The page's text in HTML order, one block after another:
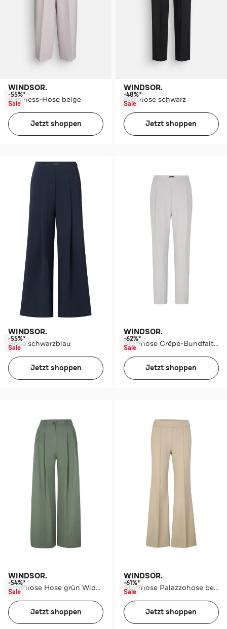
WINDSOR.
Business-Hose beige
-55%*
Sale
Jetzt shoppen
WINDSOR.
Wollhose schwarz
-48%*
Sale
Jetzt shoppen
WINDSOR.
Hose schwarzblau
-55%*
Sale
Jetzt shoppen
WINDSOR.
Stoffhose Crêpe-Bundfaltenhose pastelgrau Slim
-62%*
Sale
Jetzt shoppen
WINDSOR.
Stoffhose Hose grün Wide/ Loose Fit
-54%*
Sale
Jetzt shoppen
WINDSOR.
Stoffhose Palazzohose beige Slim
-61%*
Sale
Jetzt shoppen